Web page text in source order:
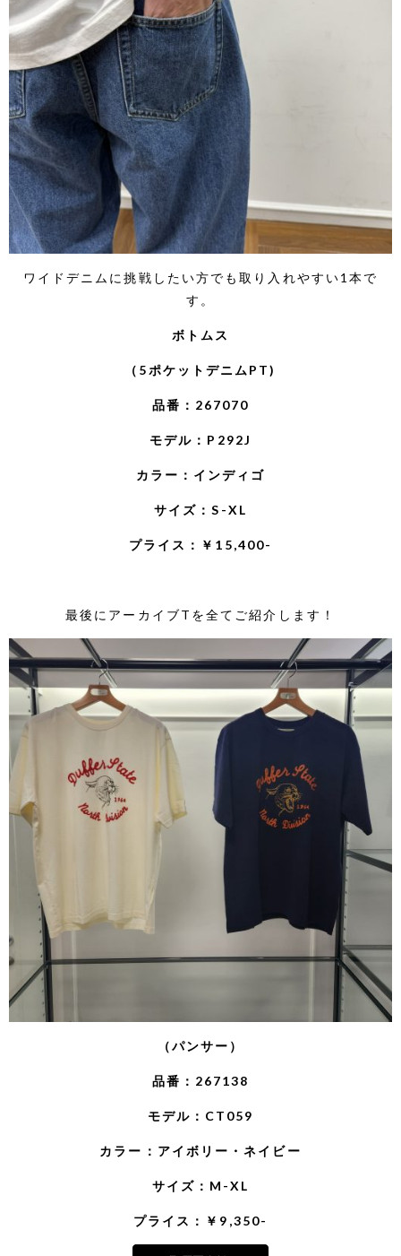
ワイドデニムに挑戦したい方でも取り入れやすい1本で
す。
ボトムス
（5ポケットデニムPT)
品番：267070
モデル：P292J
カラー：インディゴ
サイズ：S-XL
プライス：￥15,400-
最後にアーカイブTを全てご紹介します！
（パンサー）
品番：267138
モデル：CT059
カラー：アイボリー・ネイビー
サイズ：M-XL
プライス：￥9,350-